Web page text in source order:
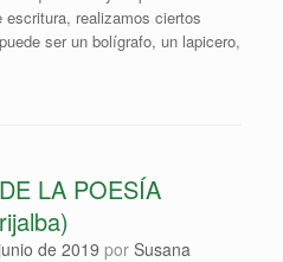
escritura, realizamos ciertos
ser un bolígrafo, un lapicero,
LA POESÍA
de 2019 por Susana